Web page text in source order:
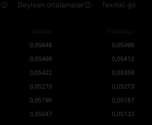
Dəyişən ortalamalar Texniki
Klassik
Fibonaççi
0,05648
0,05499
0,05499
0,05413
0,05422
0,05359
0,05273
0,05273
0,05196
0,05187
0,05047
0,05133